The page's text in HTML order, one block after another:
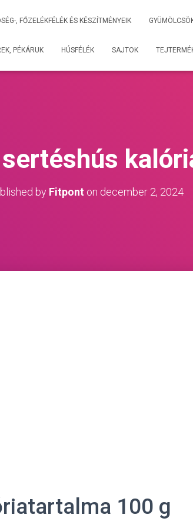
, FŐZELÉKFÉLÉK ÉS KÉSZÍTMÉNYEIK
PÉKÁRUK HÚSFÉLÉK SAJTOK
by Fitpont on december 2, 2024
100 g